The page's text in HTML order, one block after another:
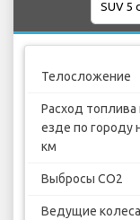
Телосложение
Расход топлива
езде по городу
км
Выбросы CO2
Ведущие колеса